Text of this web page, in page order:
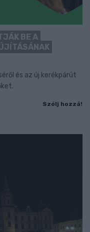
BE A
és az új kerékpárút
Szólj hozzá!